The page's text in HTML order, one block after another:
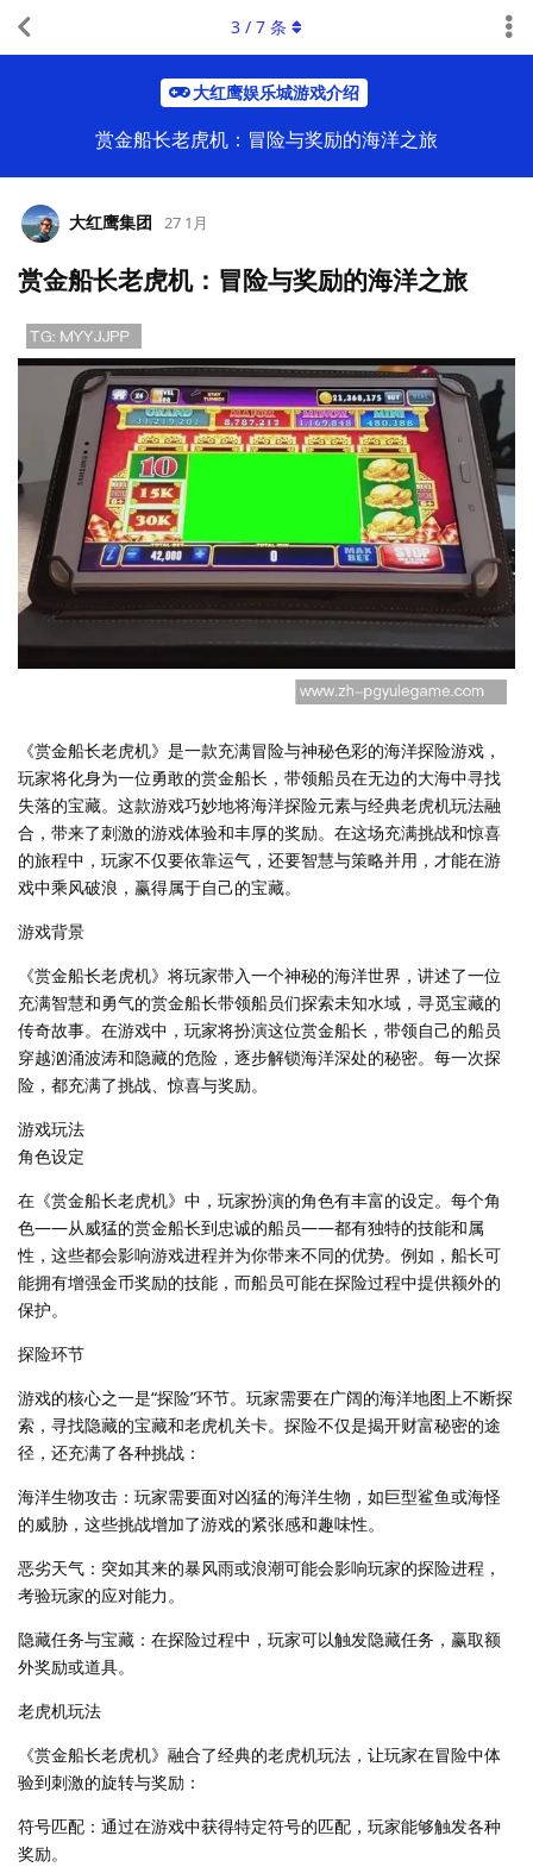
大红鹰娱乐城游戏介绍
赏金船长老虎机：冒险与奖励的海洋之旅
3 / 7 条
大红鹰集团 27 1月
赏金船长老虎机：冒险与奖励的海洋之旅
《赏金船长老虎机》是一款充满冒险与神秘色彩的海洋探险游戏，
玩家将化身为一位勇敢的赏金船长，带领船员在无边的大海中寻找
失落的宝藏。这款游戏巧妙地将海洋探险元素与经典老虎机玩法融
合，带来了刺激的游戏体验和丰厚的奖励。在这场充满挑战和惊喜
的旅程中，玩家不仅要依靠运气，还要智慧与策略并用，才能在游
戏中乘风破浪，赢得属于自己的宝藏。
游戏背景
《赏金船长老虎机》将玩家带入一个神秘的海洋世界，讲述了一位
充满智慧和勇气的赏金船长带领船员们探索未知水域，寻觅宝藏的
传奇故事。在游戏中，玩家将扮演这位赏金船长，带领自己的船员
穿越汹涌波涛和隐藏的危险，逐步解锁海洋深处的秘密。每一次探
险，都充满了挑战、惊喜与奖励。
游戏玩法
角色设定
在《赏金船长老虎机》中，玩家扮演的角色有丰富的设定。每个角
色——从威猛的赏金船长到忠诚的船员——都有独特的技能和属
性，这些都会影响游戏进程并为你带来不同的优势。例如，船长可
能拥有增强金币奖励的技能，而船员可能在探险过程中提供额外的
保护。
探险环节
游戏的核心之一是“探险”环节。玩家需要在广阔的海洋地图上不断探
索，寻找隐藏的宝藏和老虎机关卡。探险不仅是揭开财富秘密的途
径，还充满了各种挑战：
海洋生物攻击：玩家需要面对凶猛的海洋生物，如巨型鲨鱼或海怪
的威胁，这些挑战增加了游戏的紧张感和趣味性。
恶劣天气：突如其来的暴风雨或浪潮可能会影响玩家的探险进程，
考验玩家的应对能力。
隐藏任务与宝藏：在探险过程中，玩家可以触发隐藏任务，赢取额
外奖励或道具。
老虎机玩法
《赏金船长老虎机》融合了经典的老虎机玩法，让玩家在冒险中体
验到刺激的旋转与奖励：
符号匹配：通过在游戏中获得特定符号的匹配，玩家能够触发各种
奖励。